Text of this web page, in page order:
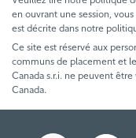
en ouvrant une session,
est décrite dans notre
Ce site est réservé aux
communs de placement et
Canada s.r.i. ne peuvent
Canada.